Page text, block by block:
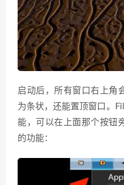
启动后，所有窗口右上角
为条状，还能置顶窗口。
能，可以在上面那个按钮
的功能：